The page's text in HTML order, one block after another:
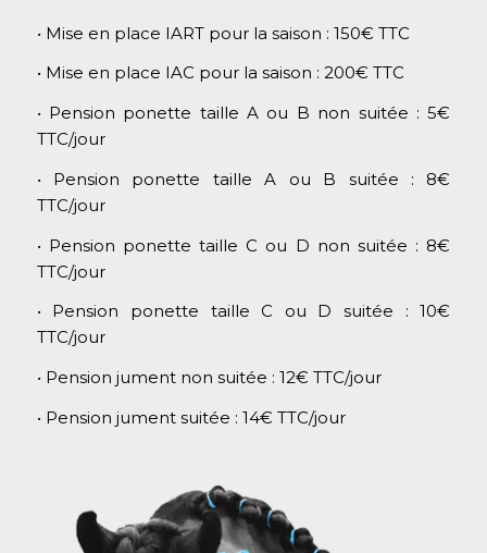
• Mise en place IART pour la saison : 150€ TTC
• Mise en place IAC pour la saison : 200€ TTC
• Pension ponette taille A ou B non suitée : 5€
TTC/jour
• Pension ponette taille A ou B suitée : 8€
TTC/jour
• Pension ponette taille C ou D non suitée : 8€
TTC/jour
• Pension ponette taille C ou D suitée : 10€
TTC/jour
• Pension jument non suitée : 12€ TTC/jour
• Pension jument suitée : 14€ TTC/jour